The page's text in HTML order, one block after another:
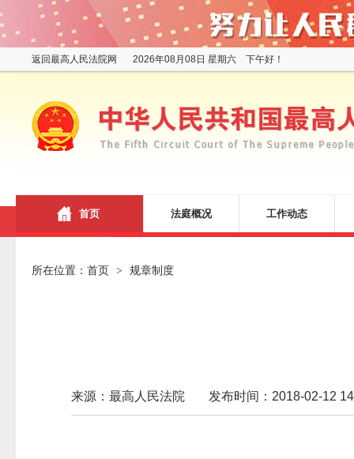
返回最高人民法院网 2026年08月08日 星期六 下午好！
首页 法庭概况 工作动态
所在位置： 首页 > 规章制度
来源：最高人民法院 发布时间：2018-02-12